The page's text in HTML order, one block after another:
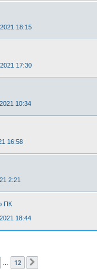
18:15
17:30
10:34
16:58
2:21
ПК
18:44
12